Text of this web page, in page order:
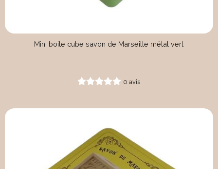
Mini boite cube savon de Marseille métal vert
0 avis